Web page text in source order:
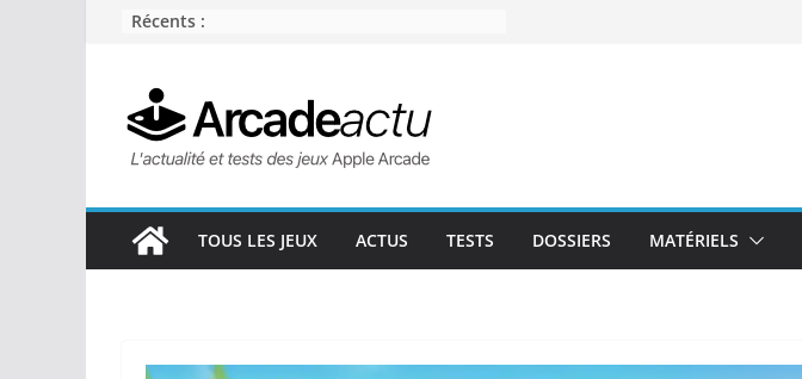
Passer
contenu
Récents :
TOUS LES JEUX ACTUS TESTS DOSSIERS MATÉRIELS